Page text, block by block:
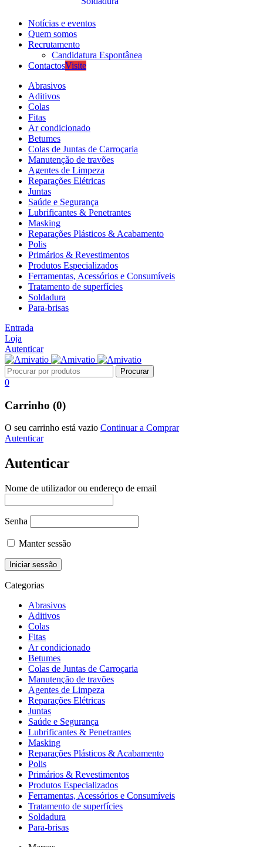
Notícias e eventos
Quem somos
Recrutamento
Candidatura Espontânea
ContactosVisite
Abrasivos
Aditivos
Colas
Fitas
Ar condicionado
Betumes
Colas de Juntas de Carroçaria
Manutenção de travões
Agentes de Limpeza
Reparações Elétricas
Juntas
Saúde e Segurança
Lubrificantes & Penetrantes
Masking
Reparações Plásticos & Acabamento
Polis
Primários & Revestimentos
Produtos Especializados
Ferramentas, Acessórios e Consumíveis
Tratamento de superfícies
Soldadura
Para-brisas
Entrada
Loja
Autenticar
0
Carrinho (0)
O seu carrinho está vazio Continuar a Comprar
Autenticar
Autenticar
Nome de utilizador ou endereço de email
Senha
Manter sessão
Categorias
Abrasivos
Aditivos
Colas
Fitas
Ar condicionado
Betumes
Colas de Juntas de Carroçaria
Manutenção de travões
Agentes de Limpeza
Reparações Elétricas
Juntas
Saúde e Segurança
Lubrificantes & Penetrantes
Masking
Reparações Plásticos & Acabamento
Polis
Primários & Revestimentos
Produtos Especializados
Ferramentas, Acessórios e Consumíveis
Tratamento de superfícies
Soldadura
Para-brisas